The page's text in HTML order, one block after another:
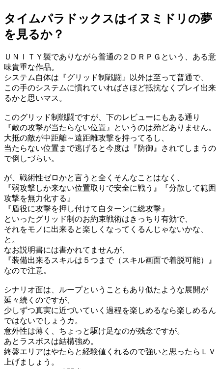
タイムパラドックスはイヌミドリの夢
を見るか？
ＵＮＩＴＹ製でありながら普通の２ＤＲＰＧという、ある意
味貴重な作品。
システム自体は『グリッド制戦闘』以外は至って普通で、
この手のシステムに慣れていればさほど抵抗なくプレイ出来
るかと思いマス。
このグリッド制戦闘ですが、下のレビューにもある通り
『敵の攻撃が当たらない位置』というのは殆どありません。
大抵の敵が中距離～遠距離攻撃を持ってるし、
当たらない位置まで逃げると今度は『防御』されてしまうの
で倒しづらい。
が、戦術性ゼロかと言うと全くそんなことはなく、
『弱攻撃しか来ない位置取りで安全に戦う』『分散して範囲
攻撃を無力化する』
『盾役に攻撃を押し付けて自ターンに総攻撃』
といったグリッド制のお約束戦術はきっちり有効で、
それをモノに出来ると楽しくなってくるんじゃないかな、
と。
なお説明書には書かれてませんが、
『装備出来るスキルは５つまで（スキル画面で着脱可能）』
なので注意。
シナリオ面は、ループということもあり似たような展開が
延々続くのですが、
少しずつ真実に近づいていく過程を楽しめるなら楽しめるん
ではないでしょうカ。
意外性は薄く、ちょっと駆け足なのが残念ですが。
あとラスボスは結構強め。
終盤エリアはやたらと経験値くれるので強いと思ったらＬＶ
上げましょう。